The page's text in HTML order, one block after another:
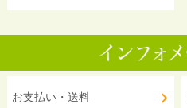
お支払い・送料